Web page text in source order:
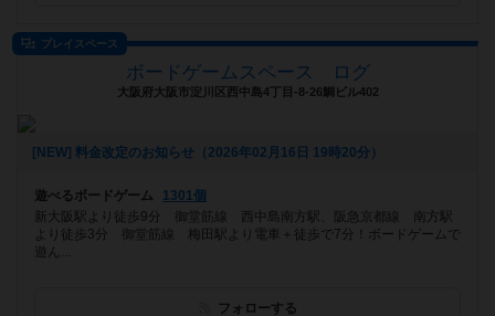
プレイスペース
ボードゲームスペース ログ
大阪府大阪市淀川区西中島4丁目-8-26鯛ビル402
[NEW] 料金改定のお知らせ（2026年02月16日 19時20分）
遊べるボードゲーム
1301個
新大阪駅より徒歩9分 御堂筋線 西中島南方駅、阪急京都線 南方駅
より徒歩3分 御堂筋線 梅田駅より電車＋徒歩で7分！ボードゲームで
遊ん...
フォローする